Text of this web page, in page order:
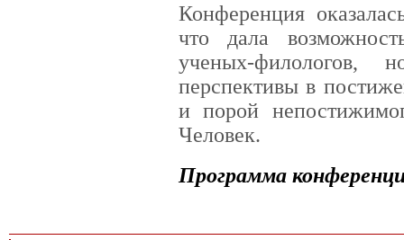
Конференция
что дала
ученых-
перспективы в
и порой
Человек.
Программа